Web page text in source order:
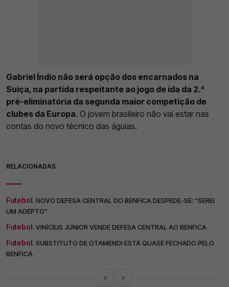
Gabriel Índio não será opção dos encarnados na
Suíça, na partida respeitante ao jogo de ida da 2.ª
pré-eliminatória da segunda maior competição de
clubes da Europa. O jovem brasileiro não vai estar nas
contas do novo técnico das águias.
RELACIONADAS
Futebol. NOVO DEFESA CENTRAL DO BENFICA DESPEDE-SE: “SEREI
UM ADEPTO”
Futebol. VINÍCIUS JÚNIOR VENDE DEFESA CENTRAL AO BENFICA
Futebol. SUBSTITUTO DE OTAMENDI ESTÁ QUASE FECHADO PELO
BENFICA
< >